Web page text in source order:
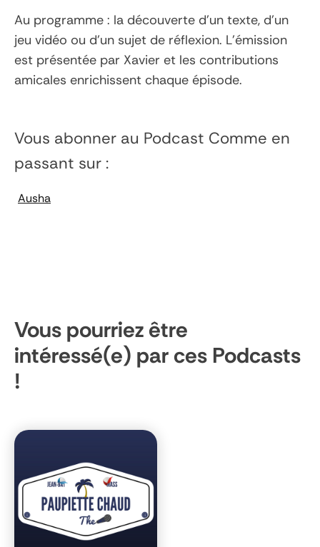
Au programme : la découverte d'un texte, d'un
jeu vidéo ou d'un sujet de réflexion. L'émission
est présentée par Xavier et les contributions
amicales enrichissent chaque épisode.
Vous abonner au Podcast Comme en
passant sur :
Ausha
Vous pourriez être
intéressé(e) par ces Podcasts
!